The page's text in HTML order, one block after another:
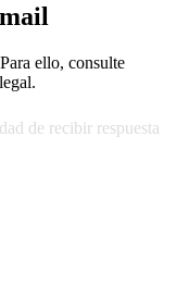
ello, consulte
de recibir respuesta